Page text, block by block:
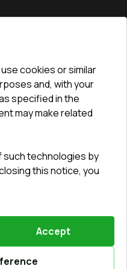
byVitrager.com.
?
cookies or similar
and, with your
specified in the
may make related
such technologies by
this notice, you
Accept